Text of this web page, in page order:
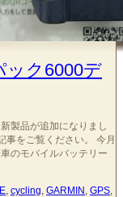
ク6000デ
製品が追加になりまし
をご覧ください。 今月
のモバイルバッテリー
, cycling, GARMIN , GPS,